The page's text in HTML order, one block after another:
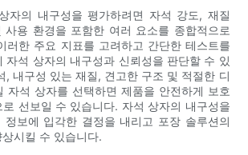
자의 내구성을 평가하려면 자석 강도, 재질
용 환경을 포함한 여러 요소를 종합적으로
러한 주요 지표를 고려하고 간단한 테스트를
자석 상자의 내구성과 신뢰성을 판단할 수 있
, 내구성 있는 재질, 견고한 구조 및 적절한 디
자석 상자를 선택하면 제품을 안전하게 보호
선보일 수 있습니다. 자석 상자의 내구성을
정보에 입각한 결정을 내리고 포장 솔루션의
시킬 수 있습니다.